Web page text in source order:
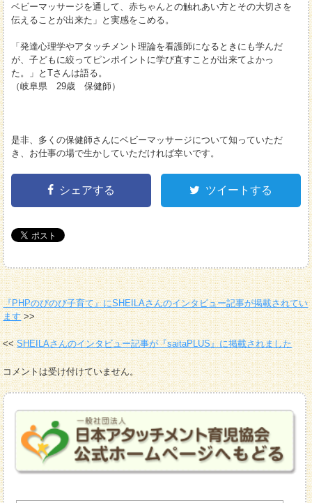
ベビーマッサージを通して、赤ちゃんとの触れあい方とその大切さを
伝えることが出来た」と実感をこめる。
「発達心理学やアタッチメント理論を看護師になるときにも学んだ
が、子どもに絞ってピンポイントに学び直すことが出来てよかっ
た。」とTさんは語る。
（岐阜県 29歳 保健師）
是非、多くの保健師さんにベビーマッサージについて知っていただ
き、お仕事の場で生かしていただければ幸いです。
シェアする ツイートする
『PHPのびのび子育て』にSHEILAさんのインタビュー記事が掲載されてい
ます
SHEILAさんのインタビュー記事が『saitaPLUS』に掲載されました
コメントは受け付けていません。